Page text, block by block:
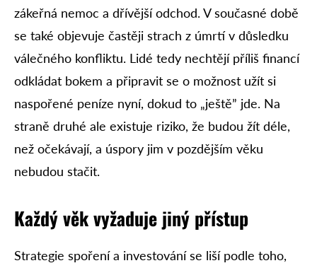
zákeřná nemoc a dřívější odchod. V současné době
se také objevuje častěji strach z úmrtí v důsledku
válečného konfliktu. Lidé tedy nechtějí příliš financí
odkládat bokem a připravit se o možnost užít si
naspořené peníze nyní, dokud to „ještě” jde. Na
straně druhé ale existuje riziko, že budou žít déle,
než očekávají, a úspory jim v pozdějším věku
nebudou stačit.
Každý věk vyžaduje jiný přístup
Strategie spoření a investování se liší podle toho,